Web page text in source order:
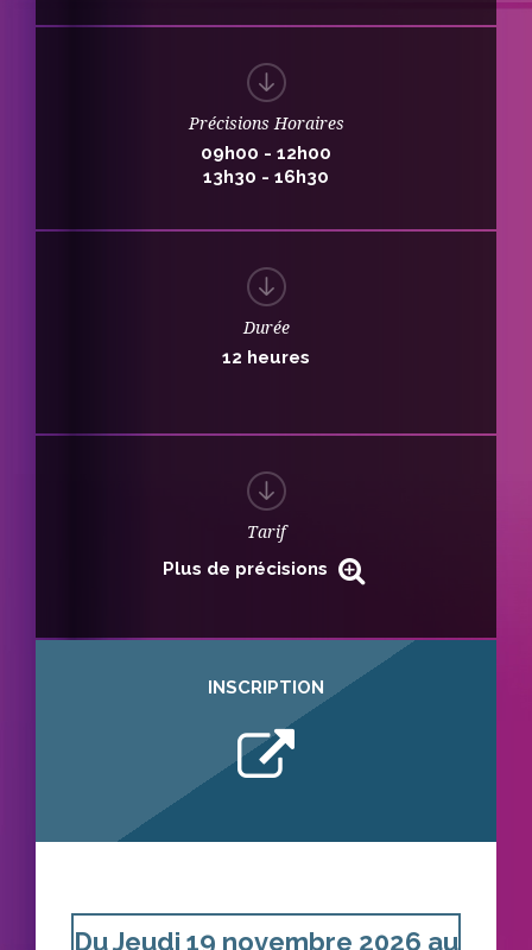
Précisions Horaires
09h00 - 12h00
13h30 - 16h30
Durée
12 heures
Tarif
Plus de précisions
INSCRIPTION
DuJeudi 19 novembre 2026 au